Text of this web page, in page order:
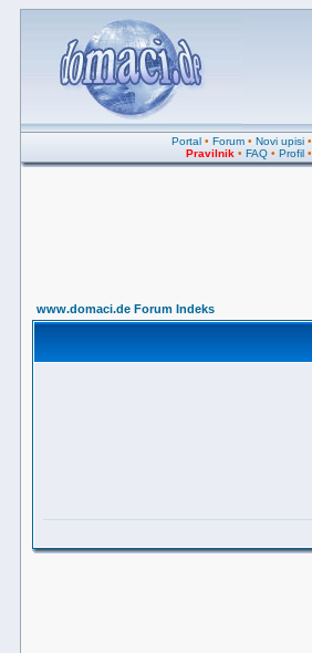
Portal• Forum• Novi upisi•
Pravilnik • FAQ • Profil •
www.domaci.de Forum Indeks